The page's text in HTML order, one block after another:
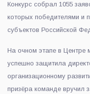
Конкурс собрал 1055
которых победителями и
субъектов Российской
На очном этапе в Центре
успешно защитила
организационному
призёра команде вручил